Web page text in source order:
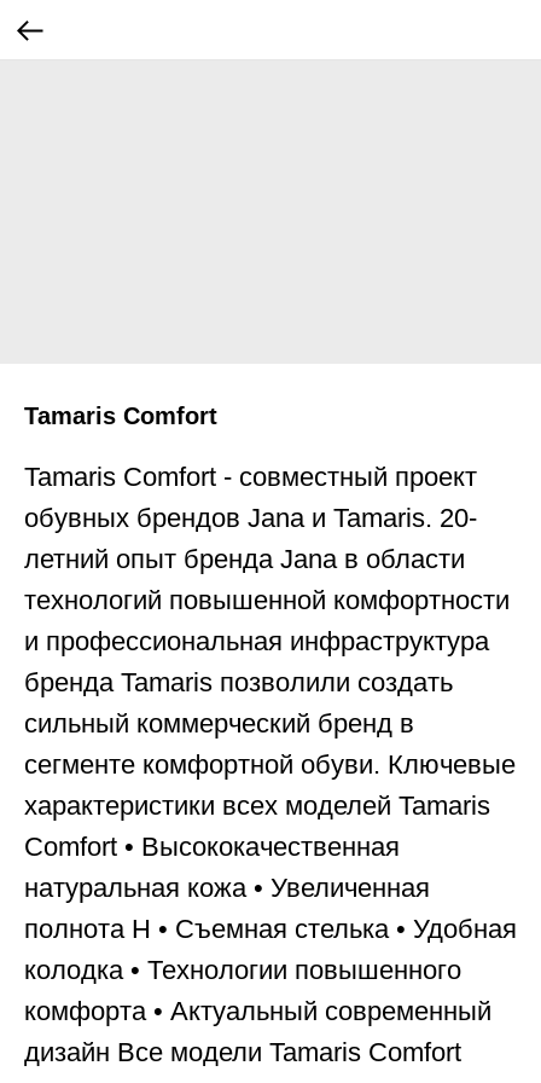
Tamaris Comfort
Tamaris Comfort - совместный проект
обувных брендов Jana и Tamaris. 20-
летний опыт бренда Jana в области
технологий повышенной комфортности
и профессиональная инфраструктура
бренда Tamaris позволили создать
сильный коммерческий бренд в
сегменте комфортной обуви. Ключевые
характеристики всех моделей Tamaris
Comfort • Высококачественная
натуральная кожа • Увеличенная
полнота H • Съемная стелька • Удобная
колодка • Технологии повышенного
комфорта • Актуальный современный
дизайн Все модели Tamaris Comfort